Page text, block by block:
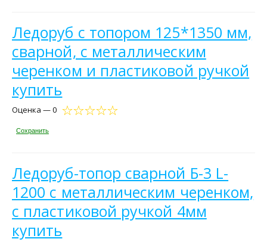
Ледоруб с топором 125*1350 мм,
сварной, с металлическим
черенком и пластиковой ручкой
купить
Оценка — 0
Сохранить
Ледоруб-топор сварной Б-3 L-
1200 с металлическим черенком,
с пластиковой ручкой 4мм
купить